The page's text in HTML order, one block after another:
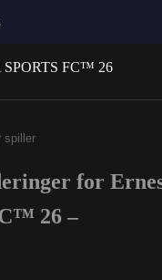
a minimum of 3
for
26 –